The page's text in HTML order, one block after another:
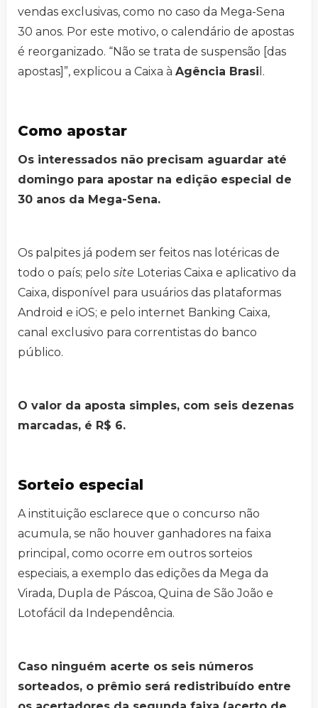
vendas exclusivas, como no caso da Mega-Sena
30 anos. Por este motivo, o calendário de apostas
é reorganizado. “Não se trata de suspensão [das
apostas]”, explicou a Caixa à Agência Brasi l.
Como apostar
Os interessados não precisam aguardar até
domingo para apostar na edição especial de
30 anos da Mega-Sena.
Os palpites já podem ser feitos nas lotéricas de
todo o país; pelo site Loterias Caixa e aplicativo da
Caixa, disponível para usuários das plataformas
Android e iOS; e pelo internet Banking Caixa,
canal exclusivo para correntistas do banco
público.
O valor da aposta simples, com seis dezenas
marcadas, é R$ 6.
Sorteio especial
A instituição esclarece que o concurso não
acumula, se não houver ganhadores na faixa
principal, como ocorre em outros sorteios
especiais, a exemplo das edições da Mega da
Virada, Dupla de Páscoa, Quina de São João e
Lotofácil da Independência.
Caso ninguém acerte os seis números
sorteados, o prêmio será redistribuído entre